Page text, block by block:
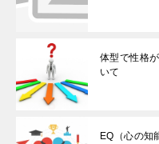
体型で性格
いて
EQ（心の知